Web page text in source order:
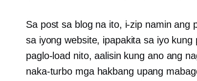
Sa post sa blog na ito, i-zip namin ang
sa iyong website, ipapakita sa iyo
paglo-load nito, aalisin kung ano ang
naka-turbo mga hakbang upang